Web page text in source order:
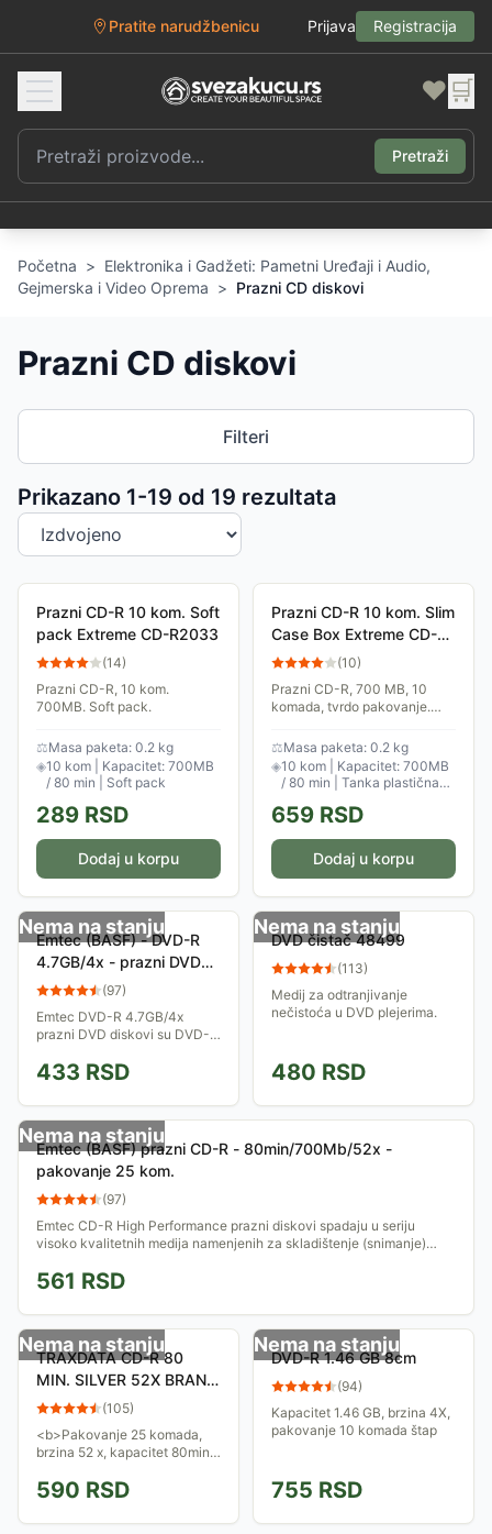
Pratite narudžbenicu Prijava Registracija
❤️ 🛒
Pretraži
Početna > Elektronika i Gadžeti: Pametni Uređaji i Audio,
Gejmerska i Video Oprema > Prazni CD diskovi
Prazni CD diskovi
Filteri
Prikazano 1-19 od 19 rezultata
Sortiranje proizvoda
Prazni CD-R 10 kom. Soft
pack Extreme CD-R2033
(14)
Prazni CD-R, 10 kom.
700MB. Soft pack.
⚖Masa paketa: 0.2 kg
◈10 kom | Kapacitet: 700MB
/ 80 min | Soft pack
289 RSD
Dodaj u korpu
Prazni CD-R 10 kom. Slim
Case Box Extreme CD-
R2038
(10)
Prazni CD-R, 700 MB, 10
komada, tvrdo pakovanje.
filmova i potrebnih podataka,
sa max brzinom pisanja od
52x.
⚖Masa paketa: 0.2 kg
◈10 kom | Kapacitet: 700MB
/ 80 min | Tanka plastična
659 RSD
Dodaj u korpu
Nema na stanju
Emtec (BASF) - DVD-R
4.7GB/4x - prazni DVD
mediji - 10 kom.
(97)
Emtec DVD-R 4.7GB/4x
prazni DVD diskovi su DVD-R
izvanrednih performansi i
optimizovani za snimanje...
433 RSD
Nema na stanju
DVD čistač 48499
(113)
Medij za odtranjivanje
nečistoća u DVD plejerima.
480 RSD
Nema na stanju
Emtec (BASF) prazni CD-R - 80min/700Mb/52x -
pakovanje 25 kom.
(97)
Emtec CD-R High Performance prazni diskovi spadaju u seriju
visoko kvalitetnih medija namenjenih za skladištenje (snimanje)
561 RSD
Nema na stanju
TRAXDATA CD-R 80
MIN. SILVER 52X BRAND
CAKE 25 (105)
<b>Pakovanje 25 komada,
brzina 52 x, kapacitet 80min /
590 RSD
Nema na stanju
DVD-R 1.46 GB 8cm
(94)
Kapacitet 1.46 GB, brzina 4X,
pakovanje 10 komada štap
755 RSD